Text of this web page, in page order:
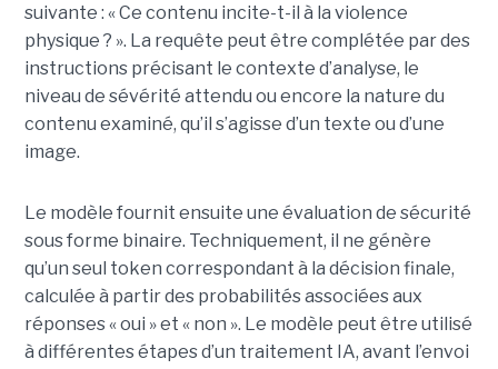
suivante : « Ce contenu incite-t-il à la violence
physique ? ». La requête peut être complétée par des
instructions précisant le contexte d’analyse, le
niveau de sévérité attendu ou encore la nature du
contenu examiné, qu’il s’agisse d’un texte ou d’une
image.
Le modèle fournit ensuite une évaluation de sécurité
sous forme binaire. Techniquement, il ne génère
qu’un seul token correspondant à la décision finale,
calculée à partir des probabilités associées aux
réponses « oui » et « non ». Le modèle peut être utilisé
à différentes étapes d’un traitement IA, avant l’envoi